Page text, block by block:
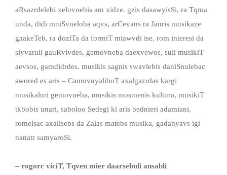
aRsazrdelebi xelovnebis am xidze. gzis dasawyisSi, ra Tqma
unda, didi mniSvneloba aqvs, arCevans ra Janris musikaze
gaakeTeb, ra doziTa da formiT miawvdi ise, rom interesi da
siyvaruli gauRvivdes, gemovneba daexvewos, suli musikiT
aevsos, gamdidrdes. musikis sagnis swavlebis daniSnulebac
swored es aris – CamovuyaliboT axalgazrdas kargi
musikaluri gemovneba, musikis mosmenis kultura, musikiT
tkbobis unari, saboloo Sedegi ki aris bednieri adamiani,
romelsac axalisebs da Zalas matebs musika, gadahyavs igi
nanatr samyaroSi.
– rogorc viciT, Tqven mier daarsebuli ansabli